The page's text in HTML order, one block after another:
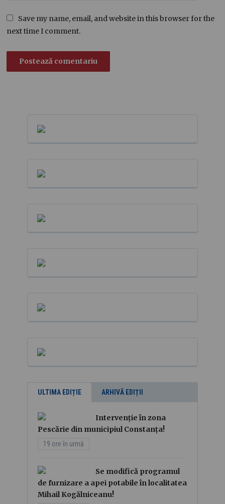
Save my name, email, and website in this browser for the
next time I comment.
ULTIMA EDIȚIE ARHIVĂ EDIȚII
Intervenție în zona
Pescărie din municipiul Constanța!
19 ore în urmă
Se modifică programul
de furnizare a apei potabile în localitatea
Mihail Kogălniceanu!